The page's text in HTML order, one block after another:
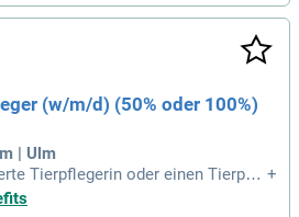
(w/m/d) (50% oder 100%)
| Ulm
Tierpflegerin oder einen Tierpfle
für unsere Zebrafisch-Fors
+